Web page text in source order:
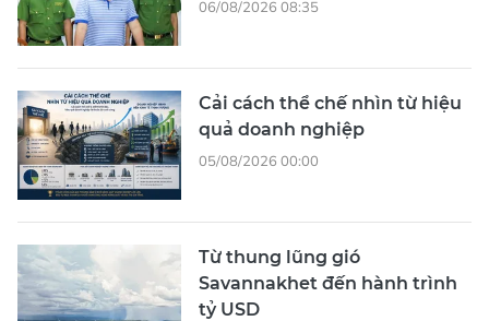
06/08/2026 08:35
Cải cách thể chế nhìn từ hiệu
quả doanh nghiệp
05/08/2026 00:00
Từ thung lũng gió
Savannakhet đến hành trình
tỷ USD